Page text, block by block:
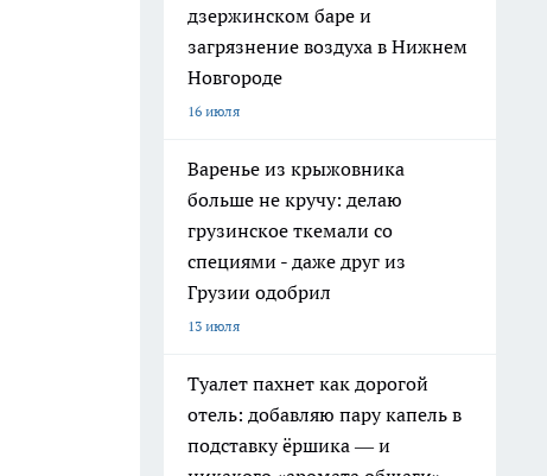
дзержинском баре и
загрязнение воздуха в Нижнем
Новгороде
16 июля
Варенье из крыжовника
больше не кручу: делаю
грузинское ткемали со
специями - даже друг из
Грузии одобрил
13 июля
Туалет пахнет как дорогой
отель: добавляю пару капель в
подставку ёршика — и